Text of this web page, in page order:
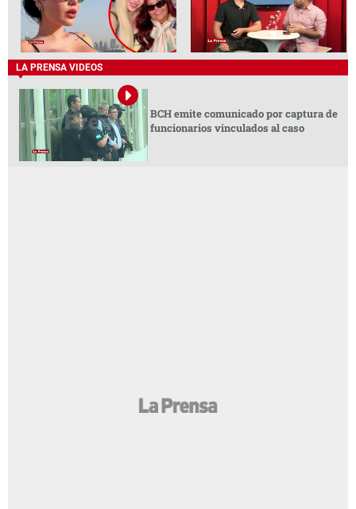
LA PRENSA VIDEOS
BCH emite comunicado por captura de
funcionarios vinculados al caso